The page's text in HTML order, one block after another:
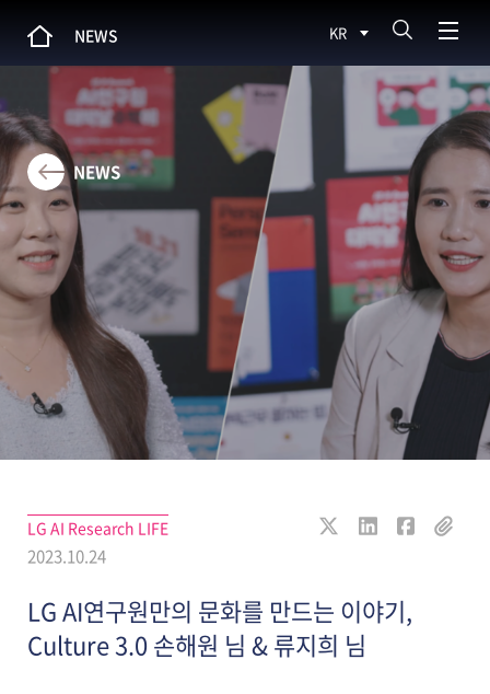
NEWS KR
NEWS
LG AI Research LIFE
2023.10.24
LG AI연구원만의 문화를 만드는 이야기,
Culture 3.0 손해원 님 & 류지희 님